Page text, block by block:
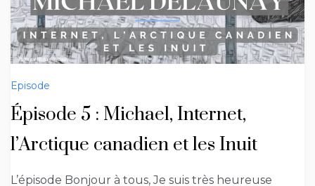
Episode
Épisode 5 : Michael, Internet,
l’Arctique canadien et les Inuit
L’épisode Bonjour à tous, Je suis très heureuse